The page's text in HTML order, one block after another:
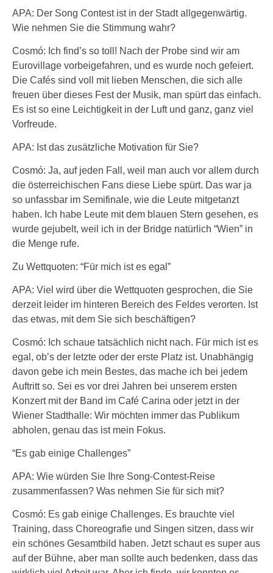
APA: Der Song Contest ist in der Stadt allgegenwärtig.
Wie nehmen Sie die Stimmung wahr?
Cosmó: Ich find’s so toll! Nach der Probe sind wir am
Eurovillage vorbeigefahren, und es wurde noch gefeiert.
Die Cafés sind voll mit lieben Menschen, die sich alle
freuen über dieses Fest der Musik, man spürt das einfach.
Es ist so eine Leichtigkeit in der Luft und ganz, ganz viel
Vorfreude.
APA: Ist das zusätzliche Motivation für Sie?
Cosmó: Ja, auf jeden Fall, weil man auch vor allem durch
die österreichischen Fans diese Liebe spürt. Das war ja
so unfassbar im Semifinale, wie die Leute mitgetanzt
haben. Ich habe Leute mit dem blauen Stern gesehen, es
wurde gejubelt, weil ich in der Bridge natürlich “Wien” in
die Menge rufe.
Zu Wettquoten: “Für mich ist es egal”
APA: Viel wird über die Wettquoten gesprochen, die Sie
derzeit leider im hinteren Bereich des Feldes verorten. Ist
das etwas, mit dem Sie sich beschäftigen?
Cosmó: Ich schaue tatsächlich nicht nach. Für mich ist es
egal, ob’s der letzte oder der erste Platz ist. Unabhängig
davon gebe ich mein Bestes, das mache ich bei jedem
Auftritt so. Sei es vor drei Jahren bei unserem ersten
Konzert mit der Band im Café Carina oder jetzt in der
Wiener Stadthalle: Wir möchten immer das Publikum
abholen, genau das ist mein Fokus.
“Es gab einige Challenges”
APA: Wie würden Sie Ihre Song-Contest-Reise
zusammenfassen? Was nehmen Sie für sich mit?
Cosmó: Es gab einige Challenges. Es brauchte viel
Training, dass Choreografie und Singen sitzen, dass wir
ein schönes Gesamtbild haben. Jetzt schaut es super aus
auf der Bühne, aber man sollte auch bedenken, dass das